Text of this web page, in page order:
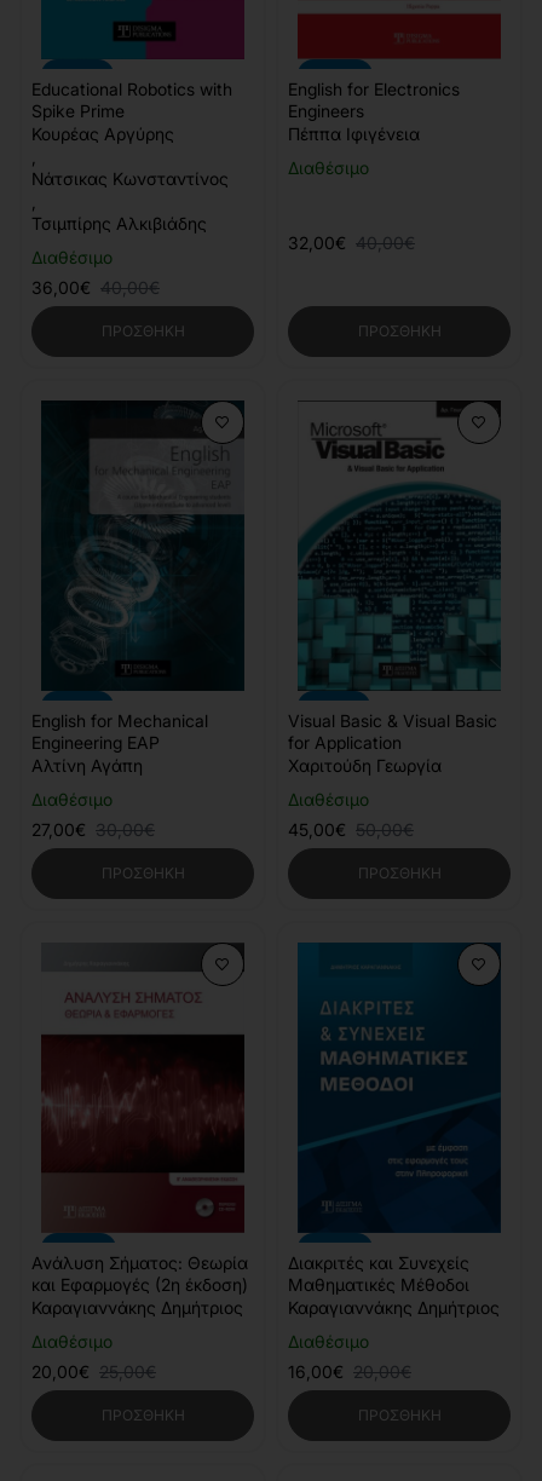
Διαθέσιμο
Educational Robotics with
Spike Prime
Κουρέας Αργύρης
Νάτσικας Κωνσταντίνος
Τσιμπίρης Αλκιβιάδης
36,00€ 40,00€
ΠΡΟΣΘΉΚΗ
Διαθέσιμο
English for Electronics
Engineers
Πέππα Ιφιγένεια
32,00€ 40,00€
ΠΡΟΣΘΉΚΗ
Διαθέσιμο
English for Mechanical
Engineering EAP
Αλτίνη Αγάπη
27,00€ 30,00€
ΠΡΟΣΘΉΚΗ
Διαθέσιμο
Visual Basic & Visual Basic
for Application
Χαριτούδη Γεωργία
45,00€ 50,00€
ΠΡΟΣΘΉΚΗ
Διαθέσιμο
Ανάλυση Σήματος: Θεωρία
και Εφαρμογές (2η έκδοση)
Καραγιαννάκης Δημήτριος
20,00€ 25,00€
ΠΡΟΣΘΉΚΗ
Διαθέσιμο
Διακριτές και Συνεχείς
Μαθηματικές Μέθοδοι
Καραγιαννάκης Δημήτριος
16,00€ 20,00€
ΠΡΟΣΘΉΚΗ